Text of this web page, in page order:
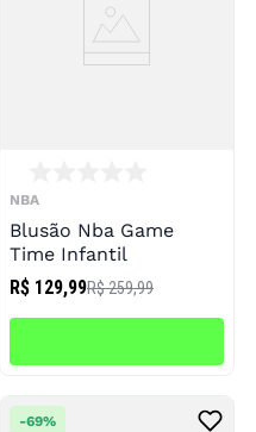
NBA
Blusão Nba Game
Time Infantil
R$ 129,99R$ 259,99
-69%